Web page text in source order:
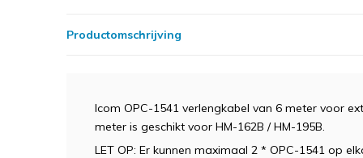
Productomschrijving
Icom OPC-1541 verlengkabel van 6 meter voor
meter is geschikt voor HM-162B / HM-195B.
LET OP: Er kunnen maximaal 2 * OPC-1541 op